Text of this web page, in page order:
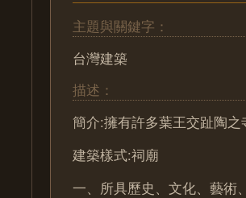
主題與關鍵字：
台灣建築
描述：
簡介:擁有許多葉王交趾陶之
建築樣式:祠廟
一、所具歷史、文化、藝